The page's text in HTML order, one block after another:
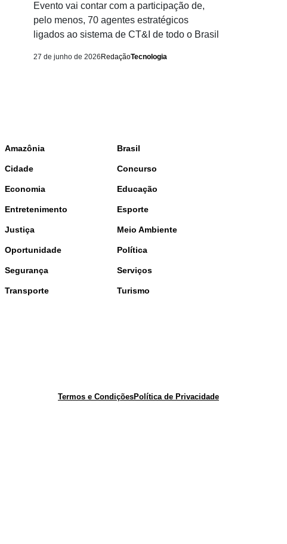
Evento vai contar com a participação de,
pelo menos, 70 agentes estratégicos
ligados ao sistema de CT&I de todo o Brasil
27 de junho de 2026 RedaçãoTecnologia
Amazônia Brasil
Cidade Concurso
Economia Educação
Entretenimento Esporte
Justiça Meio Ambiente
Oportunidade Política
Segurança Serviços
Transporte Turismo
Termos e CondiçõesPolítica de Privacidade